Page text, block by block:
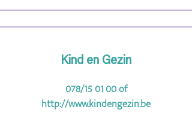
Kind en Gezin
078/15 01 00 of
http://www.kindengezin.be